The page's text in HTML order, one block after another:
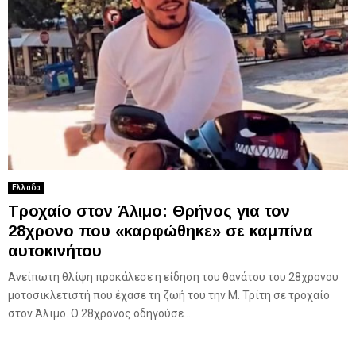
Ελλάδα
Τροχαίο στον Άλιμο: Θρήνος για τον
28χρονο που «καρφώθηκε» σε καμπίνα
αυτοκινήτου
Ανείπωτη θλίψη προκάλεσε η είδηση του θανάτου του 28χρονου
μοτοσικλετιστή που έχασε τη ζωή του την Μ. Τρίτη σε τροχαίο
στον Άλιμο. Ο 28χρονος οδηγούσε...